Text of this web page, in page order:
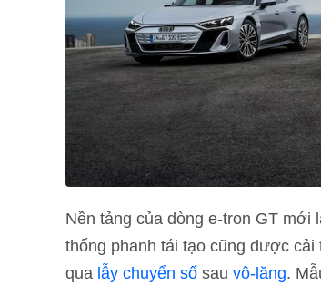
Nền tảng của dòng e-tron GT mới
thống phanh tái tạo cũng được
qua lẫy chuyển số sau vô-lăng.